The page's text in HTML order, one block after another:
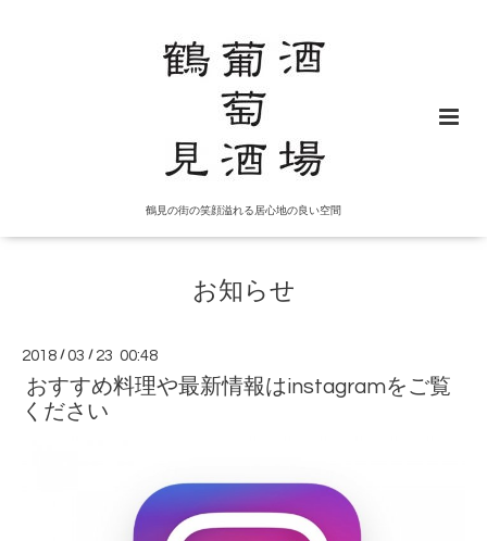
鶴見の街の笑顔溢れる居心地の良い空間
お知らせ
2018 /03 / 23 00:48
おすすめ料理や最新情報はinstagramをご覧
ください